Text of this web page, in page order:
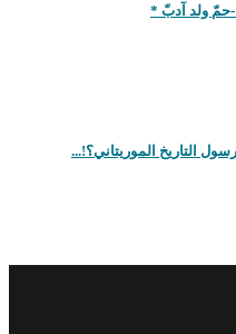
-حمّ ولد آدبّ *
التاريخ الموريتاني؟!...